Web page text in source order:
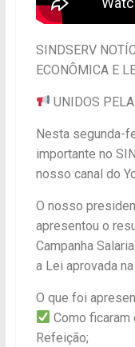
SINDSERV
ECONÔMICA E
UNIDOS
Nesta segunda-
importante no
nosso canal do
O nosso
apresentou o
Campanha
a Lei aprovada
O que foi
Como ficaram
Refeição;